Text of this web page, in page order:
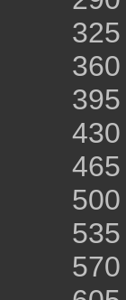
325
360
395
430
465
500
535
570